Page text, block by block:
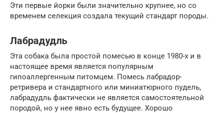
Эти первые йорки были значительно крупнее, но со
временем селекция создала текущий стандарт породы.
Лабрадудль
Эта собака была простой помесью в конце 1980-х и в
настоящее время является популярным
гипоаллергенным питомцем. Помесь лабрадор-
ретривера и стандартного или миниатюрного пудель,
лабрадудль фактически не является самостоятельной
породой, но у нее явно есть будущее. Хорошо